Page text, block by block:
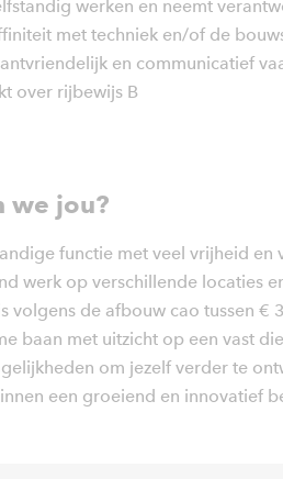
werken en neemt
met techniek en/of de
en communicatief
over rijbewijs B
we jou?
functie met veel vrijheid
werk op verschillende locaties
volgens de afbouw cao tussen
baan met uitzicht op een vast
om jezelf verder te
een groeiend en innovatief